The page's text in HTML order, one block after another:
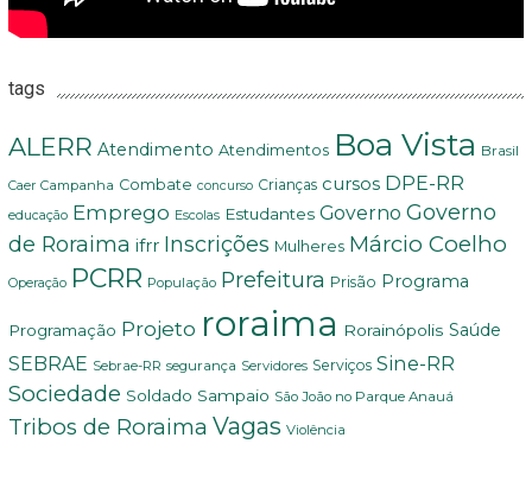
tags
ALERR Atendimento Atendimentos Boa Vista Brasil
Caer Campanha Combate concurso Crianças cursos DPE-RR
educação Emprego Escolas Estudantes Governo Governo
de Roraima ifrr Inscrições Mulheres Márcio Coelho
Operação PCRR População Prefeitura Prisão Programa
Programação Projeto roraima Rorainópolis Saúde
SEBRAE Sebrae-RR segurança Servidores Serviços Sine-RR
Sociedade Soldado Sampaio São João no Parque Anauá
Tribos de Roraima Vagas Violência